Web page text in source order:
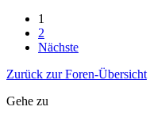
1
2
Nächste
Zurück zur Foren-Übersicht
Gehe zu